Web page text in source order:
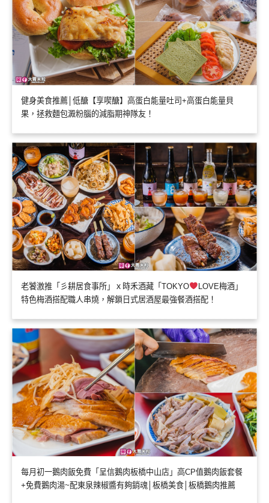
健身美食推薦│低醣【享喫醣】高蛋白能量吐司+高蛋白能量貝
果，拯救麵包澱粉腦的減脂期神隊友！
老饕激推「彡耕居食事所」ｘ時禾酒藏「TOKYO
LOVE梅酒」
特色梅酒搭配職人串燒，解鎖日式居酒屋最強餐酒搭配！
每月初一鵝肉飯免費「呈信鵝肉板橋中山店」高CP值鵝肉飯套餐
+免費鵝肉湯~配東泉辣椒醬有夠銷魂│板橋美食│板橋鵝肉推薦